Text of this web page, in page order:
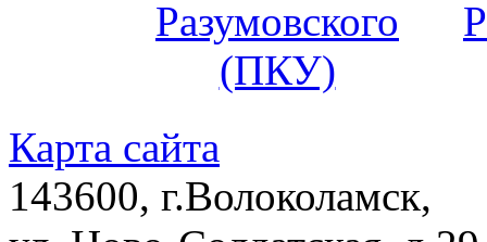
Карта сайта
143600, г.Волоколамск,